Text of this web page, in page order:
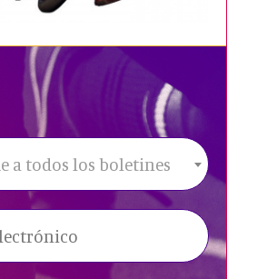
a todos los boletines